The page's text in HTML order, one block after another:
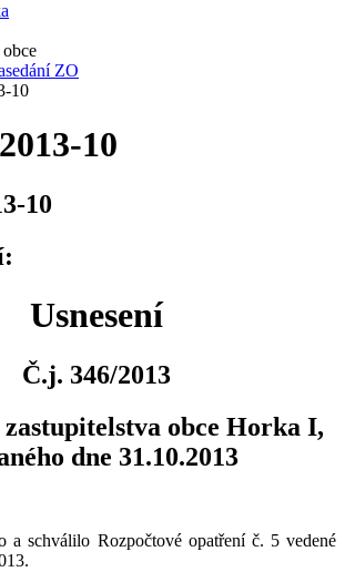
ZO
10
10
10
Usnesení
Č.j. 346/2013
zastupitelstva obce Horka I,
dne 31.10.2013
a schválilo Rozpočtové opatření č. 5 vedené